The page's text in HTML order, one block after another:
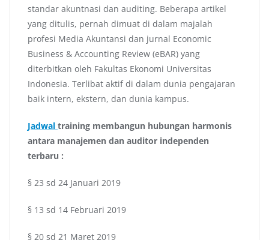
standar akuntnasi dan auditing. Beberapa artikel
yang ditulis, pernah dimuat di dalam majalah
profesi Media Akuntansi dan jurnal Economic
Business & Accounting Review (eBAR) yang
diterbitkan oleh Fakultas Ekonomi Universitas
Indonesia. Terlibat aktif di dalam dunia pengajaran
baik intern, ekstern, dan dunia kampus.
Jadwal training membangun hubungan harmonis
antara manajemen dan auditor independen
terbaru :
§ 23 sd 24 Januari 2019
§ 13 sd 14 Februari 2019
§ 20 sd 21 Maret 2019